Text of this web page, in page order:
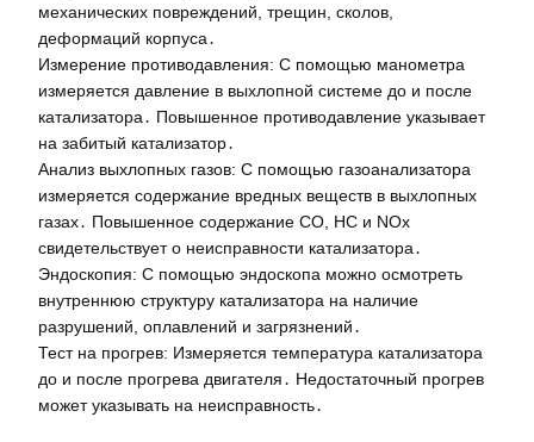
механических повреждений, трещин, сколов,
деформаций корпуса․
Измерение противодавления: С помощью манометра
измеряется давление в выхлопной системе до и после
катализатора․ Повышенное противодавление указывает
на забитый катализатор․
Анализ выхлопных газов: С помощью газоанализатора
измеряется содержание вредных веществ в выхлопных
газах․ Повышенное содержание CO, HC и NOx
свидетельствует о неисправности катализатора․
Эндоскопия: С помощью эндоскопа можно осмотреть
внутреннюю структуру катализатора на наличие
разрушений, оплавлений и загрязнений․
Тест на прогрев: Измеряется температура катализатора
до и после прогрева двигателя․ Недостаточный прогрев
может указывать на неисправность․